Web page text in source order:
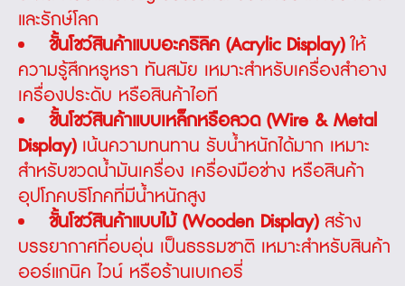
และรักษ์โลก
ชั้นโชว์สินค้าแบบอะคริลิค (Acrylic Display)ให้
ความรู้สึกหรูหรา ทันสมัย เหมาะสำหรับเครื่องสำอาง
เครื่องประดับ หรือสินค้าไอที
ชั้นโชว์สินค้าแบบเหล็กหรือลวด (Wire & Metal
Display) เน้นความทนทาน รับน้ำหนักได้มาก เหมาะ
สำหรับขวดน้ำมันเครื่อง เครื่องมือช่าง หรือสินค้า
อุปโภคบริโภคที่มีน้ำหนักสูง
ชั้นโชว์สินค้าแบบไม้ (Wooden Display) สร้าง
บรรยากาศที่อบอุ่น เป็นธรรมชาติ เหมาะสำหรับสินค้า
ออร์แกนิค ไวน์ หรือร้านเบเกอรี่